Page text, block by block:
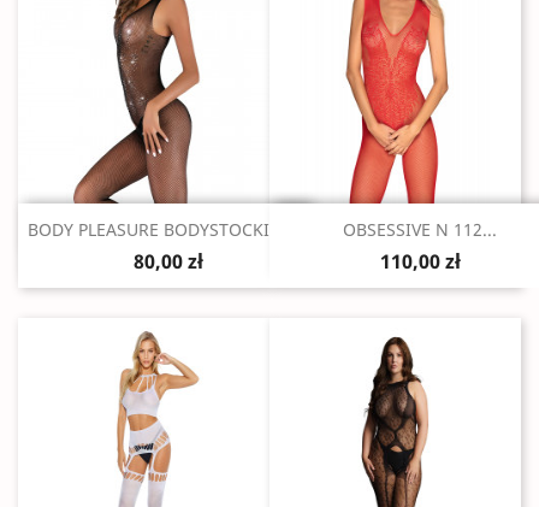
Szybki podgląd
BODY PLEASURE BODYSTOCKING...
80,00 zł
Szybki podgląd
OBSESSIVE N 112...
110,00 zł